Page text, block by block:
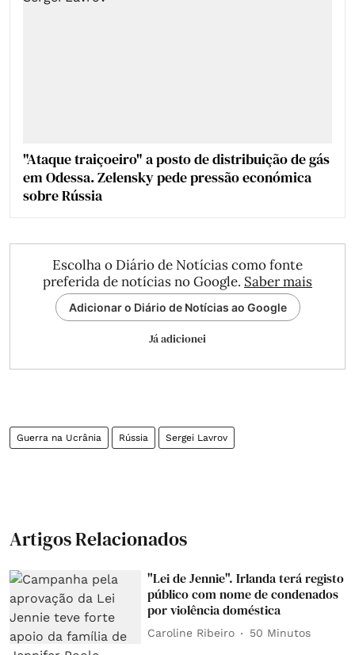
"Ataque traiçoeiro" a posto de distribuição de gás
em Odessa. Zelensky pede pressão económica
sobre Rússia
Escolha o Diário de Notícias como fonte
preferida de notícias no Google. Saber mais
Adicionar o Diário de Notícias ao Google
Já adicionei
Guerra na Ucrânia Rússia Sergei Lavrov
Artigos Relacionados
"Lei de Jennie". Irlanda terá registo
público com nome de condenados
por violência doméstica
Caroline Ribeiro 50 Minutos